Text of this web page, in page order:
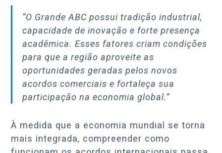
“O Grande ABC possui tradição industrial,
capacidade de inovação e forte presença
acadêmica. Esses fatores criam condições
para que a região aproveite as
oportunidades geradas pelos novos
acordos comerciais e fortaleça sua
participação na economia global.”
À medida que a economia mundial se torna
mais integrada, compreender como